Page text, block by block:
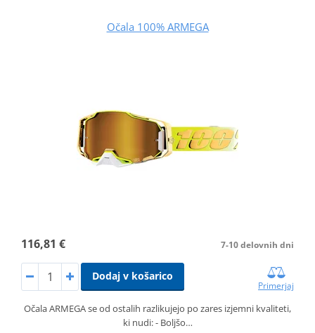
Očala 100% ARMEGA
116,81 € 7-10 delovnih dni
Dodaj v košarico
Primerjaj
Očala ARMEGA se od ostalih razlikujejo po zares izjemni kvaliteti,
ki nudi: - Boljšo…